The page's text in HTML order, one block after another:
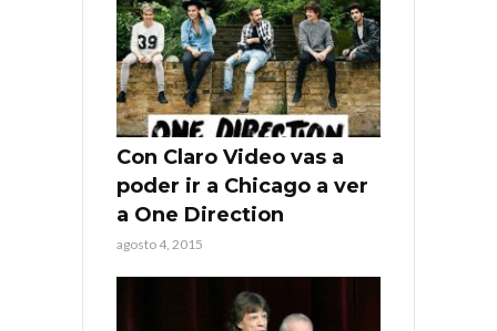
Con Claro Video vas a
poder ir a Chicago a ver
a One Direction
agosto 4, 2015